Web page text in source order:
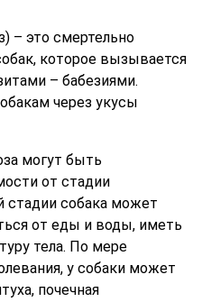
– это смертельно
которое вызывается
– бабезиями.
через укусы
могут быть
от стадии
стадии собака может
от еды и воды, иметь
тела. По мере
у собаки может
почечная